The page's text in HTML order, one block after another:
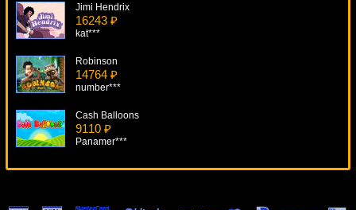
Jimi Hendrix
16243 ₽
kat***
Robinson
14764 ₽
number***
Cash Balloons
9110 ₽
Panamer***
Dead Or Alive